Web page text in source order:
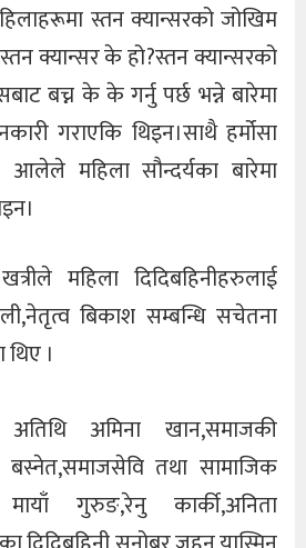
स्तन क्यान्सरको जोखिम
क्यान्सर के हो?स्तन क्यान्सरको
बच्न के के गर्नु पर्छ भन्ने बारेमा
गराएकि थिइन।साथै हर्मोसा
महिला सौन्दर्यका बारेमा
महिला दिदिबहिनीहरुलाई
बिकाश सम्बन्धि सचेतना
।
अतिथि अमिना खान,समाजकी
तथा सामाजिक
गुरुङ,रेनु कार्की,अनिता